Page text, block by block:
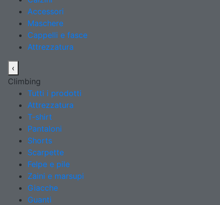
Accessori
Maschere
Cappelli e fasce
Attrezzatura
‹
Climbing
Tutti i prodotti
Attrezzatura
T-shirt
Pantaloni
Shorts
Scarpette
Felpe e pile
Zaini e marsupi
Giacche
Guanti